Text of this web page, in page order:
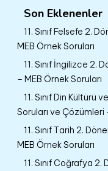
Son Eklenenler
11. Sınıf Felsefe 2.
MEB Örnek Soruları
11. Sınıf İngilizce 2.
– MEB Örnek Soruları
11. Sınıf Din Kültürü
Soruları ve Çözümleri
11. Sınıf Tarih 2.
MEB Örnek Soruları
11. Sınıf Coğrafya